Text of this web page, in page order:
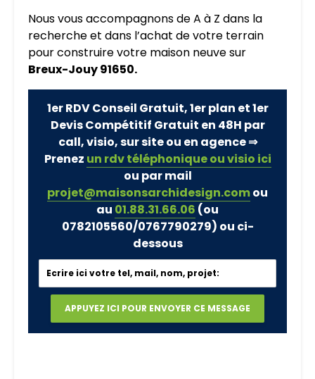
Nous vous accompagnons de A à Z dans la
recherche et dans l’achat de votre terrain
pour construire votre maison neuve sur
Breux-Jouy 91650.
1er RDV Conseil Gratuit, 1er plan et 1er
Devis Compétitif Gratuit en 48H par
call, visio, sur site ou en agence ⇒
Prenez un rdv téléphonique ou visio ici
ou par mail
projet@maisonsarchidesign.comou
au 01.88.31.66.06 (ou
0782105560/0767790279) ou ci-
dessous